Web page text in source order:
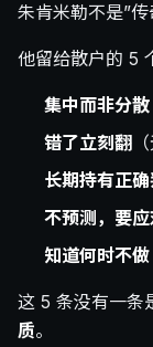
朱肯米勒不是”传
他留给散户的 5
集中而非分散
错了立刻翻
长期持有正
不预测，要应
知道何时不做
这 5 条没有一条
质。